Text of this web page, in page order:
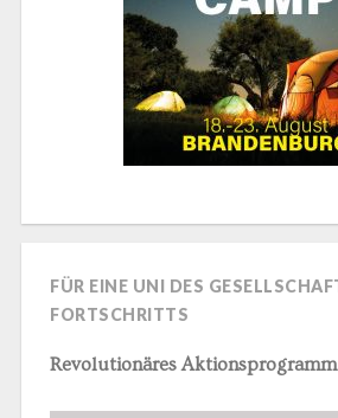
FÜR EINE UNI DES
FORTSCHRITTS
Revolutionäres Aktionsprogramm